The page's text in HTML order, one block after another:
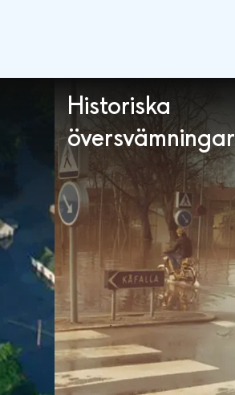
Historiska
översvämningar